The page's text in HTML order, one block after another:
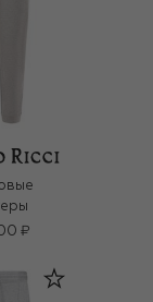
₽